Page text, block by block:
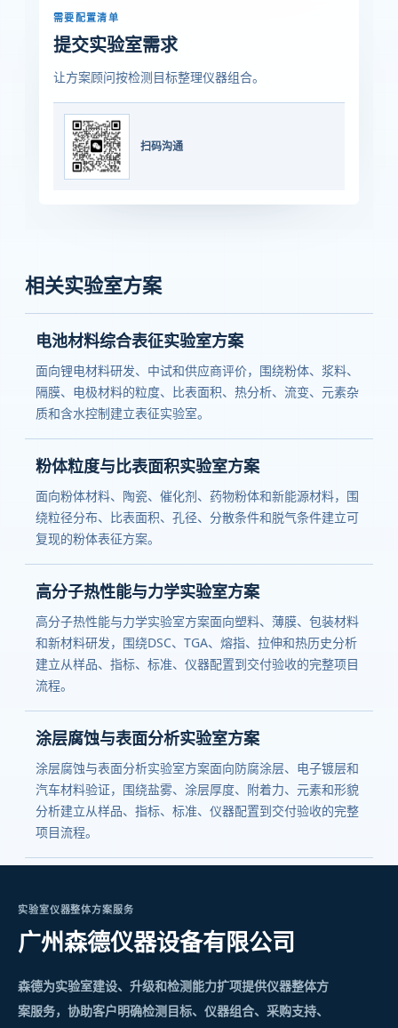
需要配置清单
提交实验室需求
让方案顾问按检测目标整理仪器组合。
扫码沟通
相关实验室方案
电池材料综合表征实验室方案
面向锂电材料研发、中试和供应商评价，围绕粉体、浆料、
隔膜、电极材料的粒度、比表面积、热分析、流变、元素杂
质和含水控制建立表征实验室。
粉体粒度与比表面积实验室方案
面向粉体材料、陶瓷、催化剂、药物粉体和新能源材料，围
绕粒径分布、比表面积、孔径、分散条件和脱气条件建立可
复现的粉体表征方案。
高分子热性能与力学实验室方案
高分子热性能与力学实验室方案面向塑料、薄膜、包装材料
和新材料研发，围绕DSC、TGA、熔指、拉伸和热历史分析
建立从样品、指标、标准、仪器配置到交付验收的完整项目
流程。
涂层腐蚀与表面分析实验室方案
涂层腐蚀与表面分析实验室方案面向防腐涂层、电子镀层和
汽车材料验证，围绕盐雾、涂层厚度、附着力、元素和形貌
分析建立从样品、指标、标准、仪器配置到交付验收的完整
项目流程。
实验室仪器整体方案服务
广州森德仪器设备有限公司
森德为实验室建设、升级和检测能力扩项提供仪器整体方
案服务，协助客户明确检测目标、仪器组合、采购支持、